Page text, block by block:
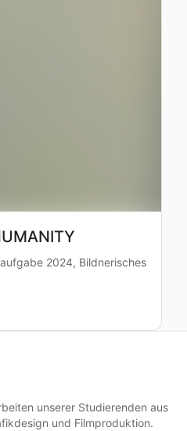
2024, Bildnerisches
unserer Studierenden aus
und Filmproduktion.